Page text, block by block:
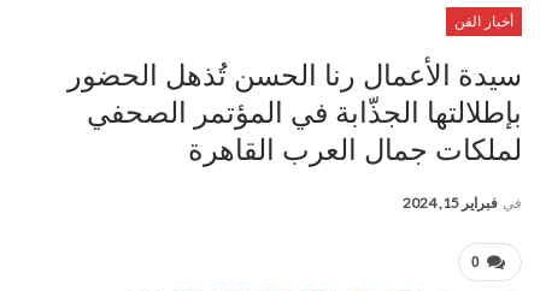
أخبار الفن
سيدة الأعمال رنا الحسن تُذهل الحضور
بإطلالتها الجذّابة في المؤتمر الصحفي
لملكات جمال العرب القاهرة
في فبراير 15, 2024
0